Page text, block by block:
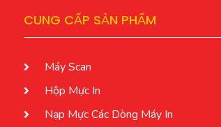
CUNG CẤP SẢN PHẨM
Máy Scan
Hộp Mực In
Nạp Mực Các Dòng Máy In